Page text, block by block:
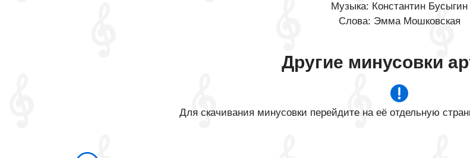
Музыка: Константин Бусыгин
Слова: Эмма Мошковская
Другие минусовки
Для скачивания минусовки перейдите на её отдельную